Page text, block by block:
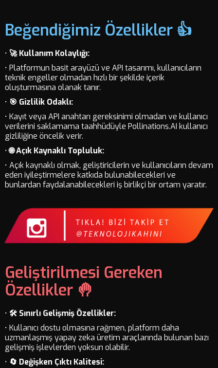
Beğendiğimiz Özellikler 👍
• 🚀 Kullanım Kolaylığı:
• Platformun basit arayüzü ve API tasarımı, kullanıcıların
teknik engeller olmadan hızlı bir şekilde içerik
oluşturmasına olanak tanır.
• 🎯 Gizlilik Odaklı:
• Kayıt veya API anahtarı gereksinimi olmadan ve kullanıcı
verilerini saklamama taahhüdüyle Pollinations.AI kullanıcı
gizliliğine öncelik verir.
•🌐 Açık Kaynaklı Topluluk:
• Açık kaynaklı olmak, geliştiricilerin ve kullanıcıların devam
eden iyileştirmelere katkıda bulunabilecekleri ve
bunlardan faydalanabilecekleri iş birlikçi bir ortam yaratır.
Geliştirilmesi Gereken
Özellikler 🤚
• 🛠️ Sınırlı Gelişmiş Özellikler:
• Kullanıcı dostu olmasına rağmen, platform daha
uzmanlaşmış yapay zeka üretim araçlarında bulunan bazı
gelişmiş işlevlerden yoksun olabilir.
• 🔄 Değişken Çıktı Kalitesi: